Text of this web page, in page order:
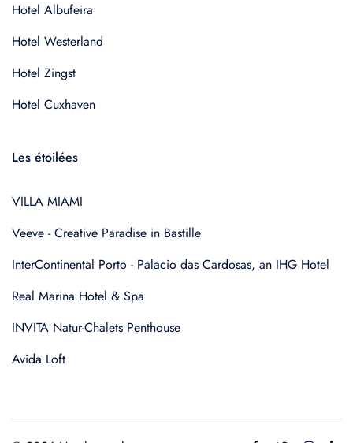
Hotel Albufeira
Hotel Westerland
Hotel Zingst
Hotel Cuxhaven
Les étoilées
VILLA MIAMI
Veeve - Creative Paradise in Bastille
InterContinental Porto - Palacio das Cardosas, an IHG Hotel
Real Marina Hotel & Spa
INVITA Natur-Chalets Penthouse
Avida Loft